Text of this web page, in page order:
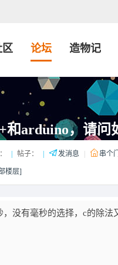
区 论坛 造物记
和arduino，请问
帖子： 发消息 串个门
楼层]
没有毫秒的选择，c的除法